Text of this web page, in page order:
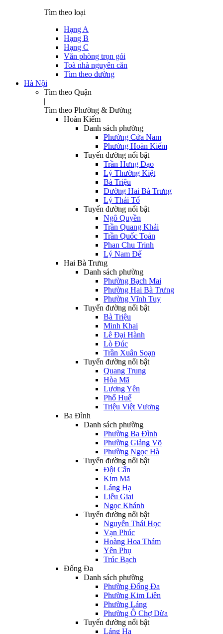
Tìm theo loại
Hạng A
Hạng B
Hạng C
Văn phòng trọn gói
Toà nhà nguyên căn
Tìm theo đường
Hà Nội
Tìm theo Quận
|
Tìm theo Phường & Đường
Hoàn Kiếm
Danh sách phường
Phường Cửa Nam
Phường Hoàn Kiếm
Tuyến đường nổi bật
Trần Hưng Đạo
Lý Thường Kiệt
Bà Triệu
Đường Hai Bà Trưng
Lý Thái Tổ
Tuyến đường nổi bật
Ngô Quyền
Trần Quang Khải
Trần Quốc Toản
Phan Chu Trinh
Lý Nam Đế
Hai Bà Trưng
Danh sách phường
Phường Bạch Mai
Phường Hai Bà Trưng
Phường Vĩnh Tuy
Tuyến đường nổi bật
Bà Triệu
Minh Khai
Lê Đại Hành
Lò Đúc
Trần Xuân Soạn
Tuyến đường nổi bật
Quang Trung
Hòa Mã
Lương Yên
Phố Huế
Triệu Việt Vương
Ba Đình
Danh sách phường
Phường Ba Đình
Phường Giảng Võ
Phường Ngọc Hà
Tuyến đường nổi bật
Đội Cấn
Kim Mã
Láng Hạ
Liễu Giai
Ngọc Khánh
Tuyến đường nổi bật
Nguyễn Thái Học
Vạn Phúc
Hoàng Hoa Thám
Yên Phụ
Trúc Bạch
Đống Đa
Danh sách phường
Phường Đống Đa
Phường Kim Liên
Phường Láng
Phường Ô Chợ Dừa
Tuyến đường nổi bật
Láng Hạ